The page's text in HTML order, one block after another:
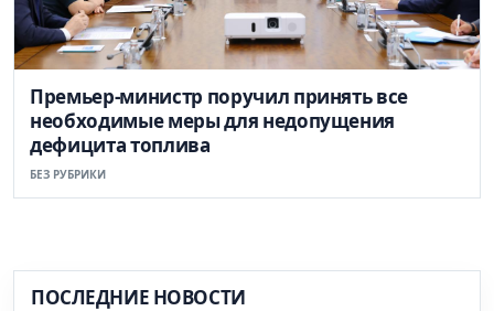
Премьер-министр поручил принять все
необходимые меры для недопущения
дефицита топлива
БЕЗ РУБРИКИ
ПОСЛЕДНИЕ НОВОСТИ